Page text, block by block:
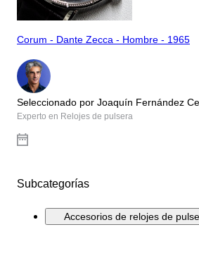
Corum - Dante Zecca - Hombre - 1965
Seleccionado por Joaquín Fernández
Experto en Relojes de pulsera
Subcategorías
Accesorios de relojes de